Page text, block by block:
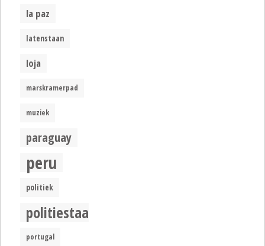
la paz
latenstaan
loja
marskramerpad
muziek
paraguay
peru
politiek
politiestaat
portugal